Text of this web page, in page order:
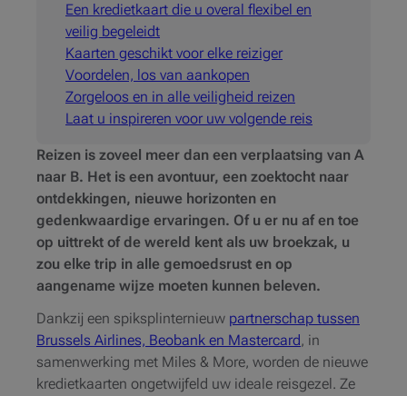
Een kredietkaart die u overal flexibel en
veilig begeleidt
Kaarten geschikt voor elke reiziger
Voordelen, los van aankopen
Zorgeloos en in alle veiligheid reizen
Laat u inspireren voor uw volgende reis
Reizen is zoveel meer dan een verplaatsing van A
naar B. Het is een avontuur, een zoektocht naar
ontdekkingen, nieuwe horizonten en
gedenkwaardige ervaringen. Of u er nu af en toe
op uittrekt of de wereld kent als uw broekzak, u
zou elke trip in alle gemoedsrust en op
aangename wijze moeten kunnen beleven.
Dankzij een spiksplinternieuw partnerschap tussen
Brussels Airlines, Beobank en Mastercard, in
samenwerking met Miles & More, worden de nieuwe
kredietkaarten ongetwijfeld uw ideale reisgezel. Ze